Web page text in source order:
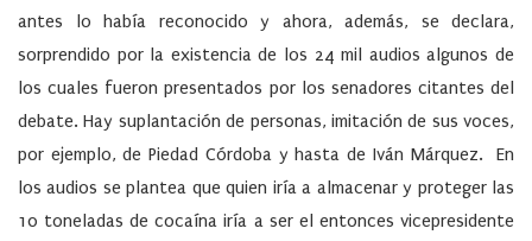
antes lo había reconocido y ahora, además, se declara,
sorprendido por la existencia de los 24 mil audios algunos de
los cuales fueron presentados por los senadores citantes del
debate. Hay suplantación de personas, imitación de sus voces,
por ejemplo, de Piedad Córdoba y hasta de Iván Márquez. En
los audios se plantea que quien iría a almacenar y proteger las
10 toneladas de cocaína iría a ser el entonces vicepresidente